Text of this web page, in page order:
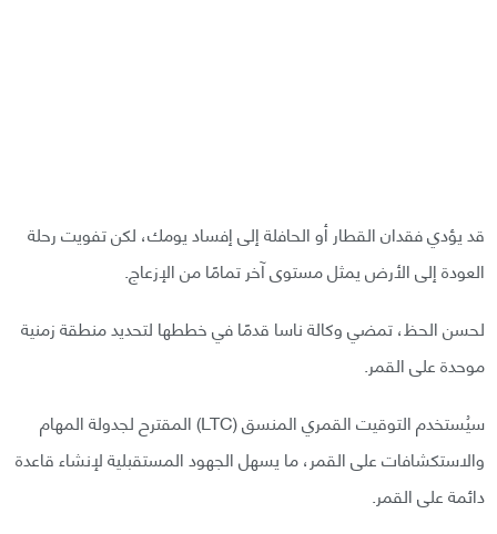
قد يؤدي فقدان القطار أو الحافلة إلى إفساد يومك، لكن تفويت رحلة
العودة إلى الأرض يمثل مستوى آخر تمامًا من الإزعاج.
لحسن الحظ، تمضي وكالة ناسا قدمًا في خططها لتحديد منطقة زمنية
موحدة على القمر.
سيُستخدم التوقيت القمري المنسق (LTC) المقترح لجدولة المهام
والاستكشافات على القمر، ما يسهل الجهود المستقبلية لإنشاء قاعدة
دائمة على القمر.